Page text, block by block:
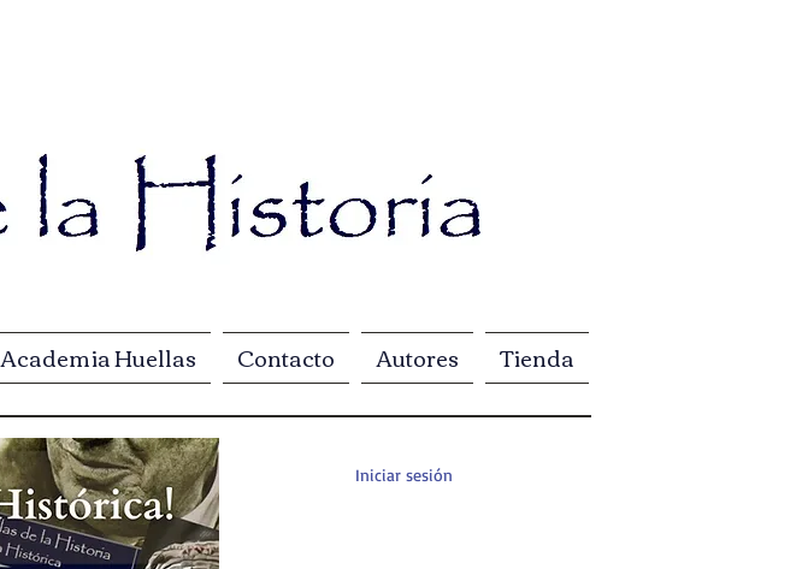
Academia Huellas Contacto Autores Tienda
Iniciar sesión